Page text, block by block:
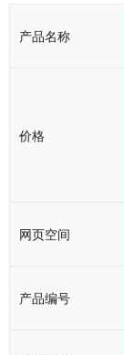
产品名称
价格
网页空间
产品编号